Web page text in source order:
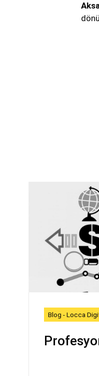
Blog - Locca